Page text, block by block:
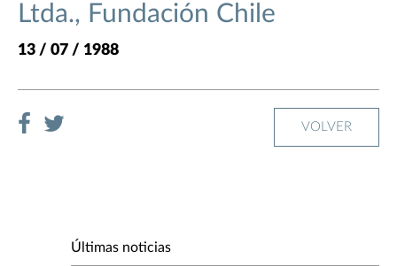
Ltda., Fundación Chile
13 / 07 / 1988
VOLVER
Últimas noticias